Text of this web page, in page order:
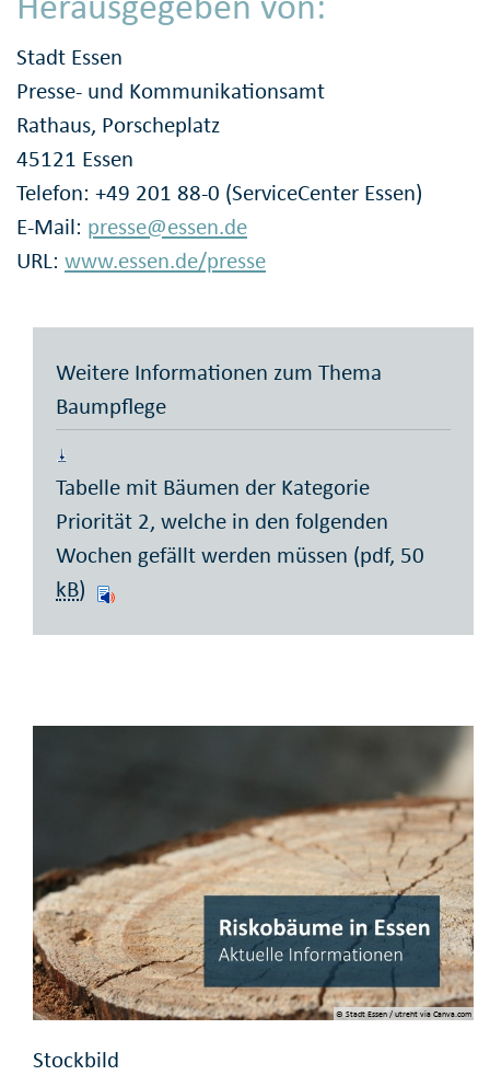
Stadt Essen
Presse- und Kommunikationsamt
Rathaus, Porscheplatz
45121 Essen
Telefon: +49 201 88-0 (ServiceCenter Essen)
E-Mail: presse@essen.de
URL: www.essen.de/presse
Weitere Informationen zum Thema
Baumpflege
Tabelle mit Bäumen der Kategorie
Priorität 2, welche in den folgenden
Wochen gefällt werden müssen (pdf, 50
kB)
© Stadt Essen / utreht via Canva.com
Stockbild